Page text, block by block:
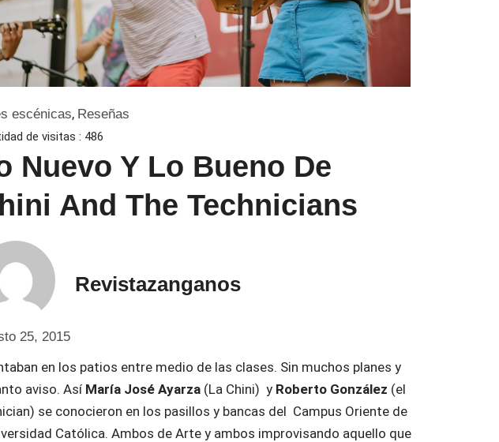
escénicas, Reseñas
de visitas : 486
Nuevo Y Lo Bueno De
And The Technicians
Revistazanganos
25, 2015
en los patios entre medio de las clases. Sin muchos planes y
aviso. Así María José Ayarza (La Chini) y Roberto González (el
se conocieron en los pasillos y bancas del Campus Oriente de
Católica. Ambos de Arte y ambos improvisando aquello que